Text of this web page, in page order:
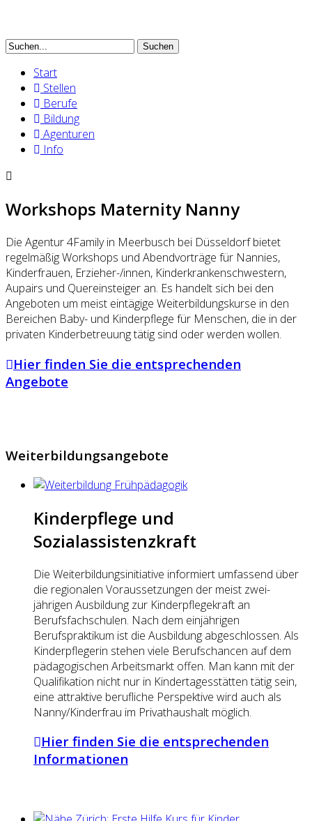
Suchen
Start
Stellen
Berufe
Bildung
Agenturen
Info
Workshops Maternity Nanny
Die Agentur 4Family in Meerbusch bei Düsseldorf bietet
regelmäßig Workshops und Abendvorträge für Nannies,
Kinderfrauen, Erzieher-/innen, Kinderkrankenschwestern,
Aupairs und Quereinsteiger an. Es handelt sich bei den
Angeboten um meist eintägige Weiterbildungskurse in den
Bereichen Baby- und Kinderpflege für Menschen, die in der
privaten Kinderbetreuung tätig sind oder werden wollen.
Hier finden Sie die entsprechenden
Angebote
Weiterbildungsangebote
Kinderpflege und
Sozialassistenzkraft
Die Weiterbildungsinitiative informiert umfassend über
die regionalen Voraussetzungen der meist zwei-
jährigen Ausbildung zur Kinderpflegekraft an
Berufsfachschulen. Nach dem einjährigen
Berufspraktikum ist die Ausbildung abgeschlossen. Als
Kinderpflegerin stehen viele Berufschancen auf dem
pädagogischen Arbeitsmarkt offen. Man kann mit der
Qualifikation nicht nur in Kindertagesstätten tätig sein,
eine attraktive berufliche Perspektive wird auch als
Nanny/Kinderfrau im Privathaushalt möglich.
Hier finden Sie die entsprechenden
Informationen